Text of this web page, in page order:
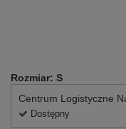
Rozmiar: S
Centrum Logistyczne
Dostępny